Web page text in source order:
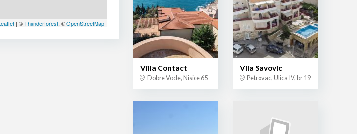
| ©Thunderforest, ©OpenStreetMap
Villa Contact
Dobre Vode, Nisice 65
Vila Savovic
Petrovac, Ulica IV, br 19